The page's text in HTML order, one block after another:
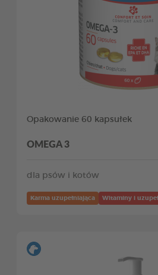
Opakowanie 60 kapsułek
OMEGA 3
dla psów i kotów
Karma uzupełniająca Witaminy i